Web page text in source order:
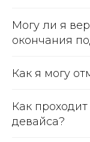
Могу ли я
окончания
Как я могу
Как
девайса?